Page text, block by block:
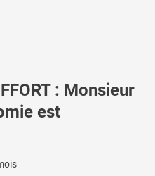
: Monsieur
est